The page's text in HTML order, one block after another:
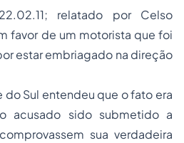
relatado por Celso
favor de um motorista que foi
estar embriagado na direção
do Sul entendeu que o fato era
acusado sido submetido a
sua verdadeira